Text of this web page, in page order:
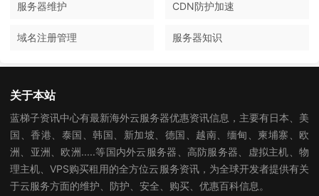
服务器维护 CDN防护加速
域名注册管理 服务器知识
关于本站
蓝梯子资讯中心有最新海外云服务器优惠资讯信息，主要有日本、美
国、香港、泰国、韩国、新加坡、德国、越南、缅甸、柬埔寨、欧
洲、亚洲、欧洲.....等国内外云服务器、高防服务器、虚拟主机、物
理主机、VPS购买租用的全方位云服务资讯，为全球开发者提供有关
于云服务方面的维护、防护、安全、购买、优惠百科信息。